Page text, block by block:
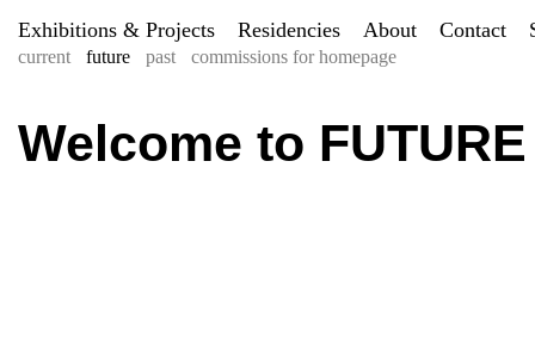
Exhibitions & Projects Residencies About Contact
current future past commissions for homepage
Welcome to